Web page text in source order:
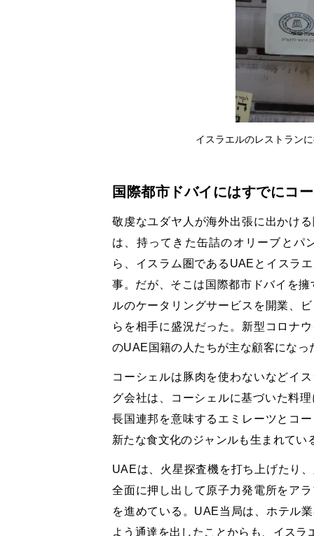
イスラエルのレストラン
国際都市ドバイにはすでにコ
敬虔なユダヤ人が海外出張に出かけ
は、持ってきた缶詰のオリーブとパ
ら、イスラム圏であるUAEとイスラ
事。だが、そこは国際都市ドバイを
ルのケータリングサービスを開業、
らを相手に盛況だった。新型コロナ
のUAE国籍の人たちが主な顧客になっ
コーシェルは豚肉を使わないなどイ
グ会社は、コーシェルに基づいた料
長国連邦を意味するエミレーツとコ
新たな食文化のジャンルも生まれてい
UAEは、火星探査機を打ち上げたり
全面に押し出して原子力発電所をア
を進めている。UAE当局は、ホテル
よう通達を出したことからも、イス